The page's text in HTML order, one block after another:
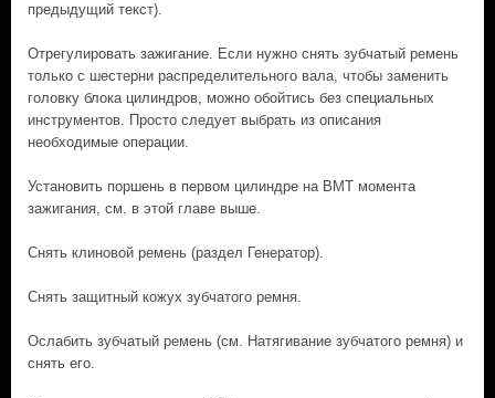
предыдущий текст).
Отрегулировать зажигание. Если нужно снять зубчатый ремень
только с шестерни распределительного вала, чтобы заменить
головку блока цилиндров, можно обойтись без специальных
инструментов. Просто следует выбрать из описания
необходимые операции.
Установить поршень в первом цилиндре на ВМТ момента
зажигания, см. в этой главе выше.
Снять клиновой ремень (раздел Генератор).
Снять защитный кожух зубчатого ремня.
Ослабить зубчатый ремень (см. Натягивание зубчатого ремня) и
снять его.